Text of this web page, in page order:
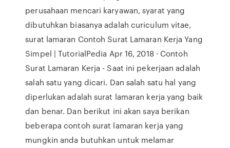
perusahaan mencari karyawan, syarat yang
dibutuhkan biasanya adalah curiculum vitae,
surat lamaran Contoh Surat Lamaran Kerja Yang
Simpel | TutorialPedia Apr 16, 2018 · Contoh
Surat Lamaran Kerja - Saat ini pekerjaan adalah
salah satu yang dicari. Dan salah satu hal yang
diperlukan adalah surat lamaran kerja yang baik
dan benar. Dan berikut ini akan saya berikan
beberapa contoh surat lamaran kerja yang
mungkin anda butuhkan untuk melamar